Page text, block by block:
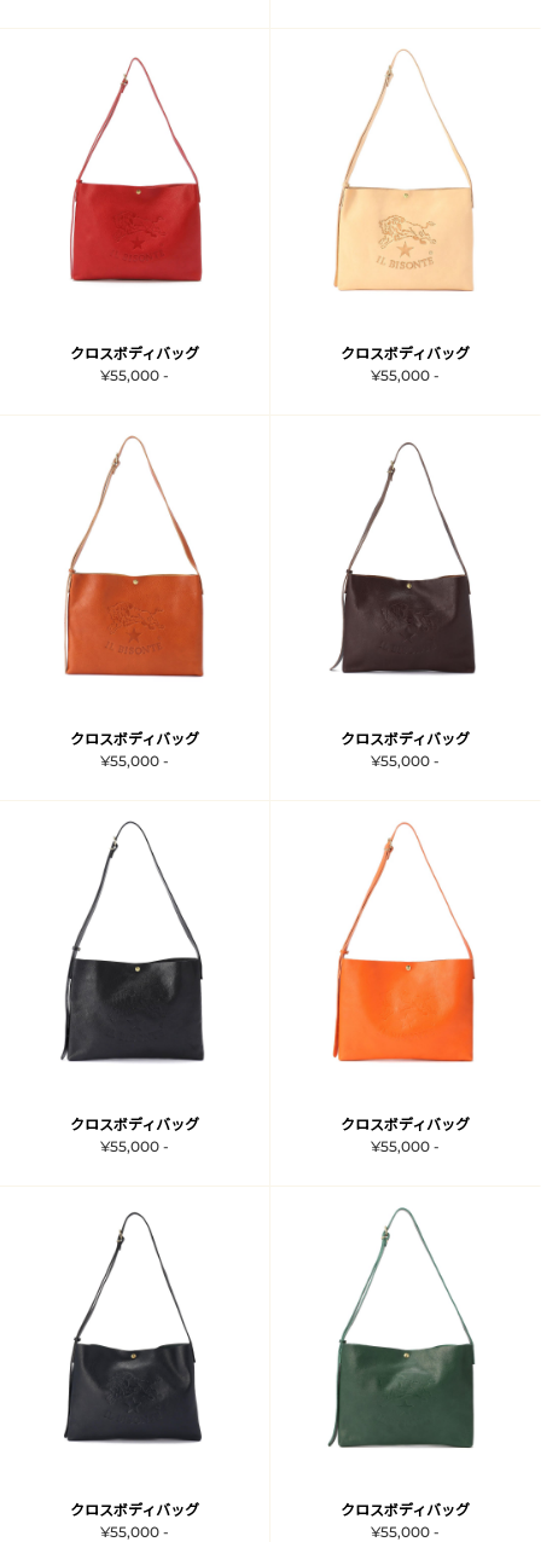
クロスボディバッグ
¥55,000 -
クロスボディバッグ
¥55,000 -
クロスボディバッグ
¥55,000 -
クロスボディバッグ
¥55,000 -
クロスボディバッグ
¥55,000 -
クロスボディバッグ
¥55,000 -
クロスボディバッグ
¥55,000 -
クロスボディバッグ
¥55,000 -